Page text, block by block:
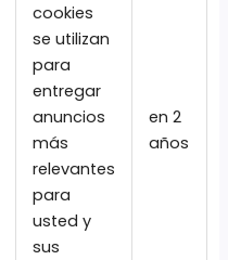
cookies
se utilizan
para
entregar
anuncios
más
relevantes
para
usted y
sus
en 2
años